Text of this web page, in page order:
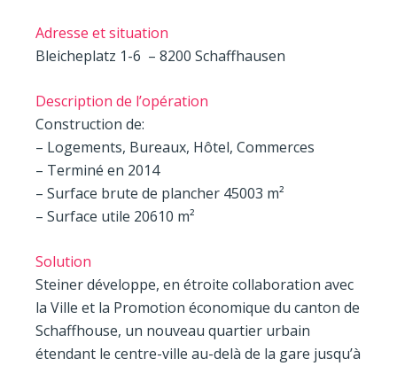
Adresse et situation
Bleicheplatz 1-6 – 8200 Schaffhausen
Description de l’opération
Construction de:
– Logements, Bureaux, Hôtel, Commerces
– Terminé en 2014
– Surface brute de plancher 45003 m²
– Surface utile 20610 m²
Solution
Steiner développe, en étroite collaboration avec
la Ville et la Promotion économique du canton de
Schaffhouse, un nouveau quartier urbain
étendant le centre-ville au-delà de la gare jusqu’à